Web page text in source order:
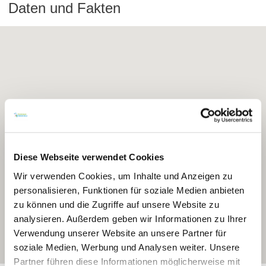
Diese Webseite verwendet Cookies
Wir verwenden Cookies, um Inhalte und Anzeigen zu
personalisieren, Funktionen für soziale Medien anbieten
zu können und die Zugriffe auf unsere Website zu
analysieren. Außerdem geben wir Informationen zu Ihrer
Verwendung unserer Website an unsere Partner für
soziale Medien, Werbung und Analysen weiter. Unsere
Partner führen diese Informationen möglicherweise mit
Daten und Fakten